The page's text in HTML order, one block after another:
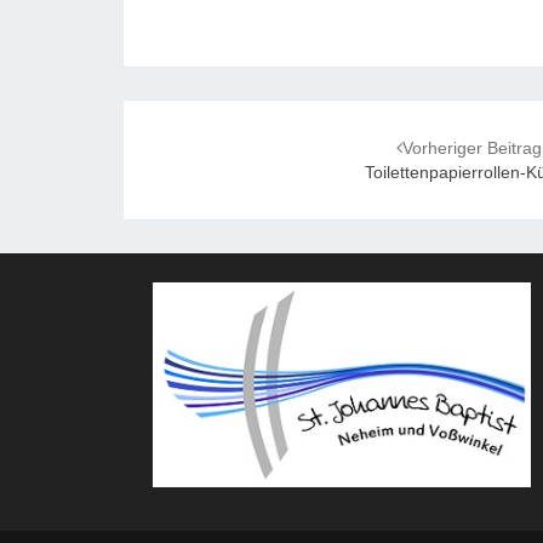
Vorheriger Beitrag
Toilettenpapierrollen-